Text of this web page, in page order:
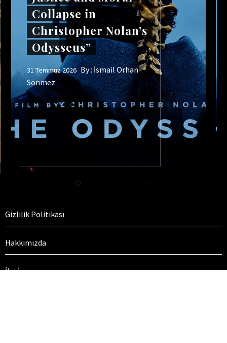
Collapse in
Christopher Nolan’s
Odysseus”
31 Temmuz 2026 By :İsmail Orhan
Sönmez
Gizlilik Politikası
Hakkımızda
İletişim